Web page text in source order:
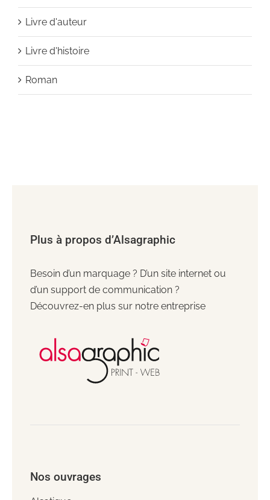
Livre d'auteur
Livre d'histoire
Roman
Plus à propos d’Alsagraphic
Besoin d’un marquage ? D’un site internet ou
d’un support de communication ?
Découvrez-en plus sur notre entreprise
Nos ouvrages